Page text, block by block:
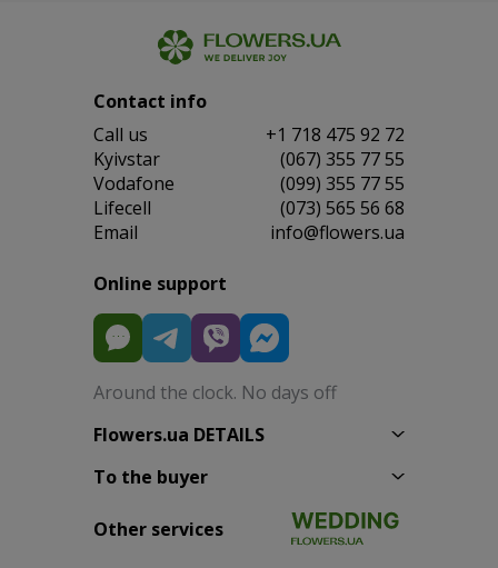
Contact info
Сall us
+1 718 475 92 72
Kyivstar
(067) 355 77 55
Vodafone
(099) 355 77 55
Lifecell
(073) 565 56 68
Email
info@flowers.ua
Online support
Around the clock. No days off
Flowers.ua DETAILS
To the buyer
Other services